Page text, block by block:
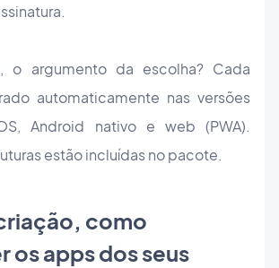
o argumento da escolha? Cada
automaticamente nas versões
Android nativo e web (PWA).
estão incluídas no pacote.
como
os apps dos seus